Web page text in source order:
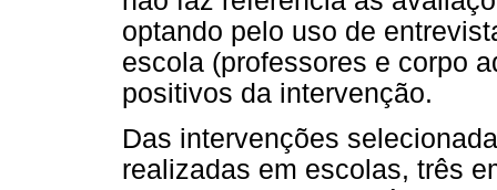
optando pelo uso de
escola (professores e corpo
positivos da intervenção.
Das intervenções
realizadas em escolas, três